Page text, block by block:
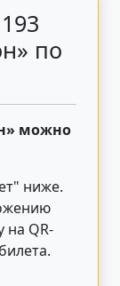
по
можно
ниже.
на QR-